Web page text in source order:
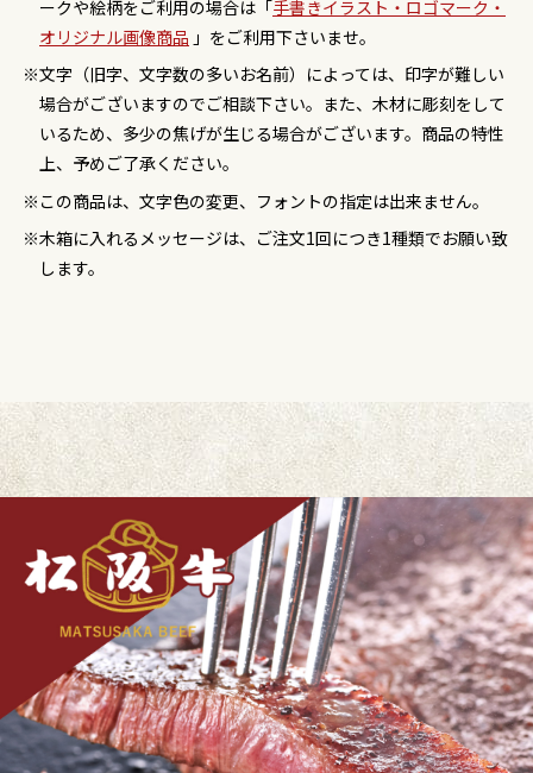
ークや絵柄をご利用の場合は「手書きイラスト・ロゴマーク・
オリジナル画像商品 」をご利用下さいませ。
文字（旧字、文字数の多いお名前）によっては、印字が難しい
場合がございますのでご相談下さい。また、木材に彫刻をして
いるため、多少の焦げが生じる場合がございます。商品の特性
上、予めご了承ください。
この商品は、文字色の変更、フォントの指定は出来ません。
木箱に入れるメッセージは、ご注文1回につき1種類でお願い致
します。